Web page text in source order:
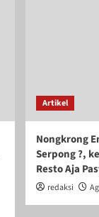
Artikel
Nongkrong
Serpong ?,
Resto Aja
redaksi